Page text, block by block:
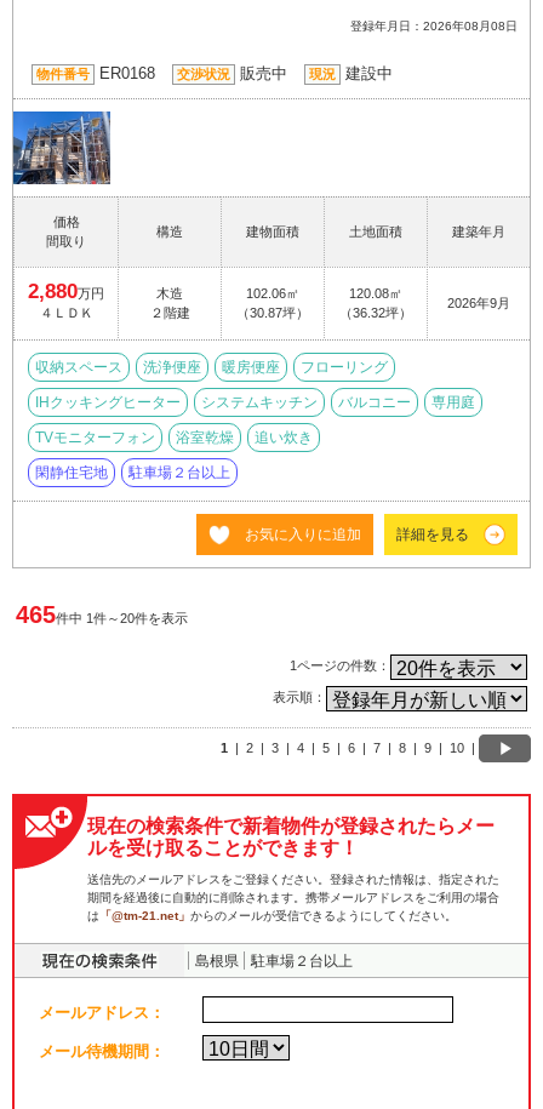
登録年月日：2026年08月08日
物件番号 ER0168 交渉状況 販売中 現況 建設中
価格
間取り
構造 建物面積 土地面積 建築年月
2,880万円
４ＬＤＫ
木造
２階建
102.06㎡
（30.87坪）
120.08㎡
（36.32坪）
2026年9月
収納スペース 洗浄便座 暖房便座 フローリング
IHクッキングヒーター システムキッチン バルコニー 専用庭
TVモニターフォン 浴室乾燥 追い炊き
閑静住宅地 駐車場２台以上
お気に入りに追加 詳細を見る
465件中 1件～20件を表示
1ページの件数：
表示順：
1 | 2 | 3 | 4 | 5 | 6 | 7 | 8 | 9 | 10 |
現在の検索条件で新着物件が登録されたらメー
ルを受け取ることができます！
送信先のメールアドレスをご登録ください。登録された情報は、指定された
期間を経過後に自動的に削除されます。携帯メールアドレスをご利用の場合
は 「@tm-21.net」 からのメールが受信できるようにしてください。
島根県 駐車場２台以上
メールアドレス：
メール待機期間：